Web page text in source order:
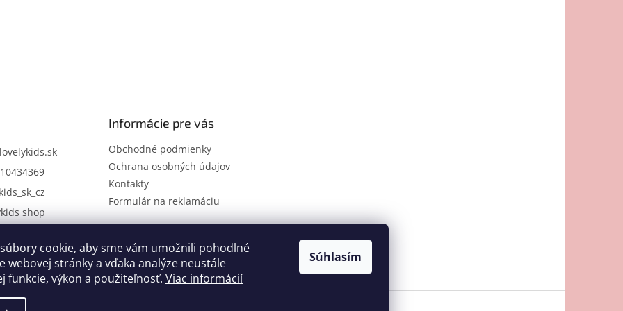
cookie, aby sme vám umožnili pohodlné
webovej stránky a vďaka analýze neustále
funkcie, výkon a použiteľnosť. Viac informácií
Súhlasím
lovelykids.sk
shop
Informácie pre vás
Obchodné podmienky
Ochrana osobných údajov
Kontakty
Formulár na reklamáciu
Kontakty Novinky